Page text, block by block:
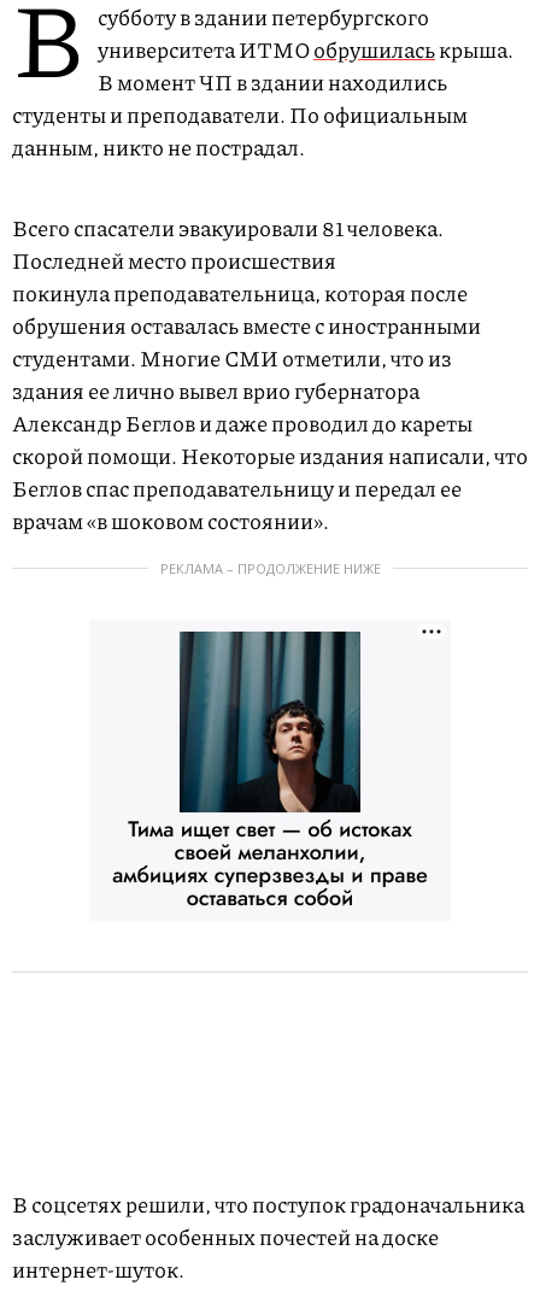
В
субботу в здании петербургского
университета ИТМОобрушиласькрыша.
В момент ЧП в здании находились
студенты и преподаватели. По официальным
данным, никто не пострадал.
Всего спасатели эвакуировали 81 человека.
Последней место происшествия
покинула преподавательница, которая после
обрушения оставалась вместе с иностранными
студентами. Многие СМИ отметили, что из
здания ее лично вывел врио губернатора
Александр Беглов и даже проводил до кареты
скорой помощи. Некоторые издания написали, что
Беглов спас преподавательницу и передал ее
врачам «в шоковом состоянии».
РЕКЛАМА – ПРОДОЛЖЕНИЕ НИЖЕ
В соцсетях решили, что поступок градоначальника
заслуживает особенных почестей на доске
интернет-шуток.